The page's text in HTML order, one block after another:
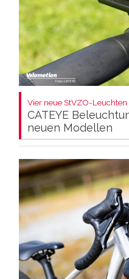
Vier neue StVZO-
CATEYE
neuen Modellen